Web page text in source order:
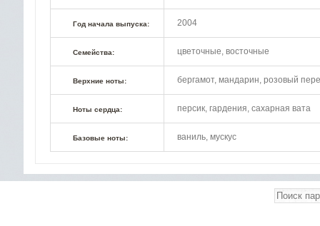
Год начала выпуска: 2004
Семейства: цветочные, восточные
Верхние ноты: бергамот, мандарин, розовый
Ноты сердца: персик, гардения, сахарная вата
Базовые ноты: ваниль, мускус